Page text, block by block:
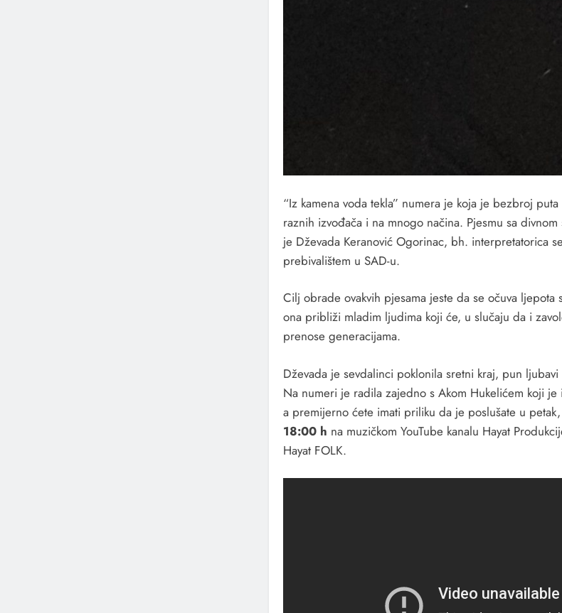
“Iz kamena voda tekla” numera je koja je bezbroj
raznih izvođača i na mnogo načina. Pjesmu sa
je Dževada Keranović Ogorinac, bh. interpretatorica
prebivalištem u SAD-u.
Cilj obrade ovakvih pjesama jeste da se očuva ljepota
ona približi mladim ljudima koji će, u slučaju da i
prenose generacijama.
Dževada je sevdalinci poklonila sretni kraj, pun
Na numeri je radila zajedno s Akom Hukelićem koji je
a premijerno ćete imati priliku da je poslušate u petak,
18:00 h na muzičkom YouTube kanalu Hayat
Hayat FOLK.